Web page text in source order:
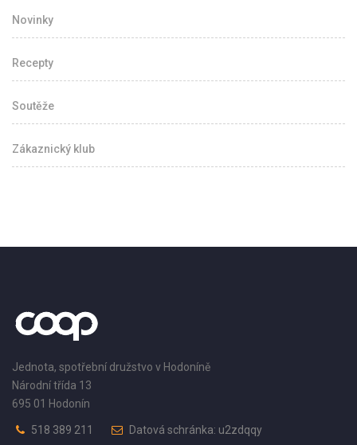
Novinky
Recepty
Soutěže
Zákaznický klub
Jednota, spotřební družstvo v Hodoníně
Národní třída 13
695 01 Hodonín
518 389 211
Datová schránka: u2zdqqy